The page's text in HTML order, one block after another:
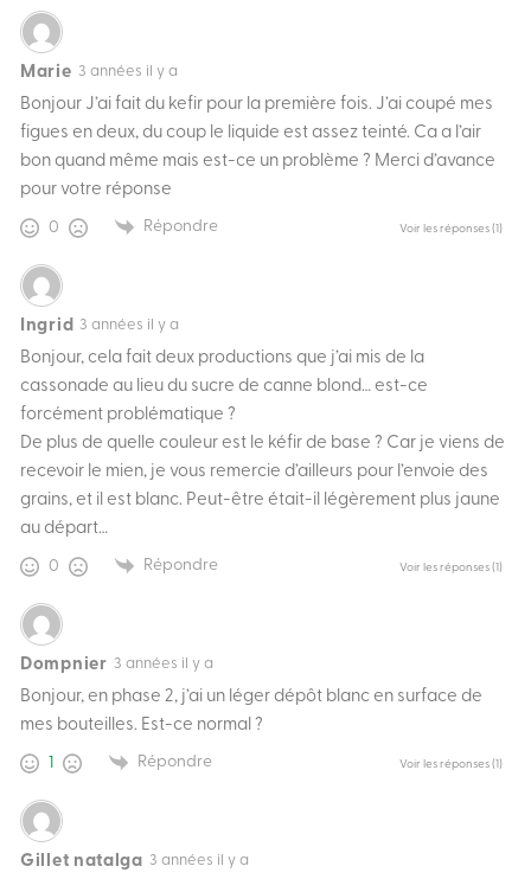
Marie 3 années il y a
Bonjour J’ai fait du kefir pour la première fois. J’ai coupé mes
figues en deux, du coup le liquide est assez teinté. Ca a l’air
bon quand même mais est-ce un problème ? Merci d’avance
pour votre réponse
0 Répondre Voir les réponses(1)
Ingrid 3 années il y a
Bonjour, cela fait deux productions que j’ai mis de la
cassonade au lieu du sucre de canne blond… est-ce
forcément problématique ?
De plus de quelle couleur est le kéfir de base ? Car je viens de
recevoir le mien, je vous remercie d’ailleurs pour l’envoie des
grains, et il est blanc. Peut-être était-il légèrement plus jaune
au départ…
0 Répondre Voir les réponses(1)
Dompnier 3 années il y a
Bonjour, en phase 2, j’ai un léger dépôt blanc en surface de
mes bouteilles. Est-ce normal ?
1 Répondre Voir les réponses(1)
Gillet natalga 3 années il y a